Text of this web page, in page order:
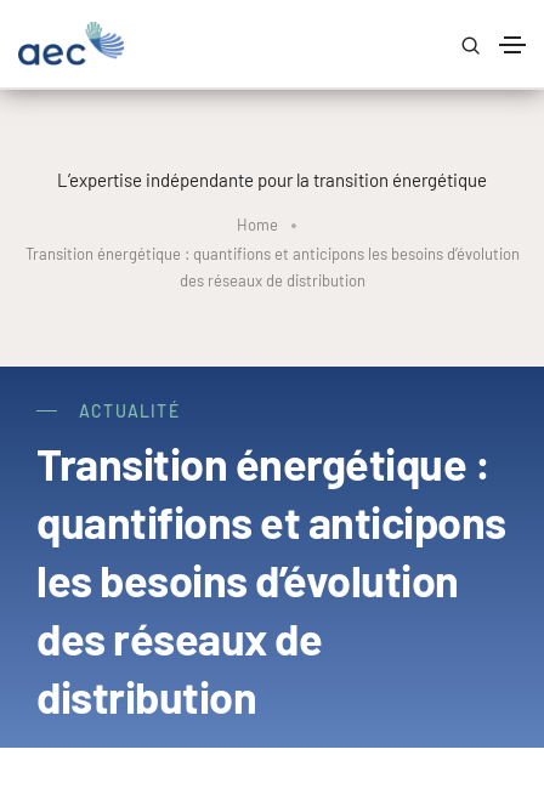
L’expertise indépendante pour la transition énergétique
Home
Transition énergétique : quantifions et anticipons les besoins d’évolution
des réseaux de distribution
ACTUALITÉ
Transition énergétique :
quantifions et anticipons
les besoins d’évolution
des réseaux de
distribution